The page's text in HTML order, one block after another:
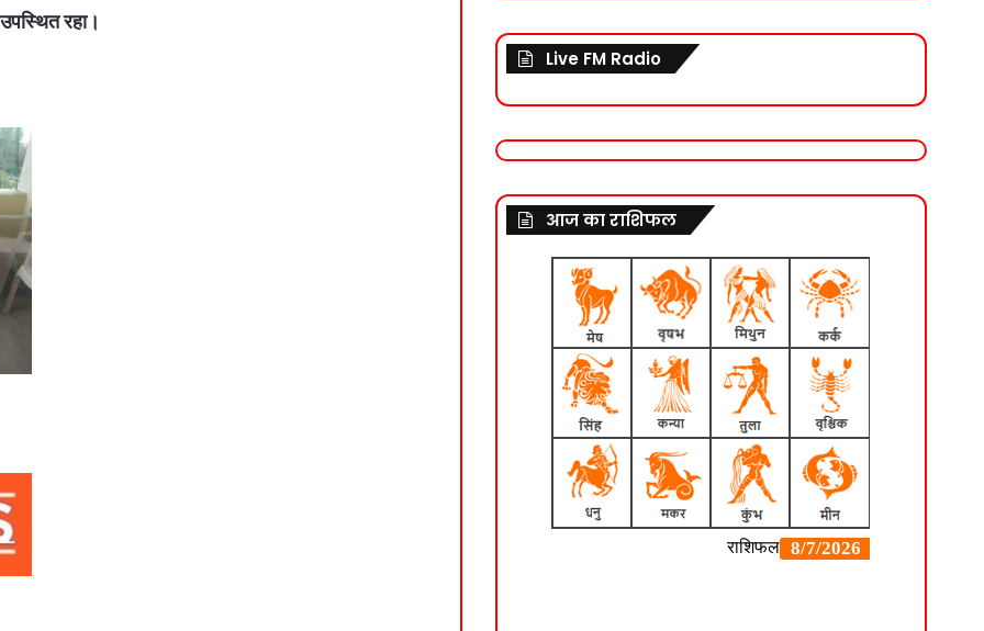
रहा।
Live FM Radio
आज का राशिफल